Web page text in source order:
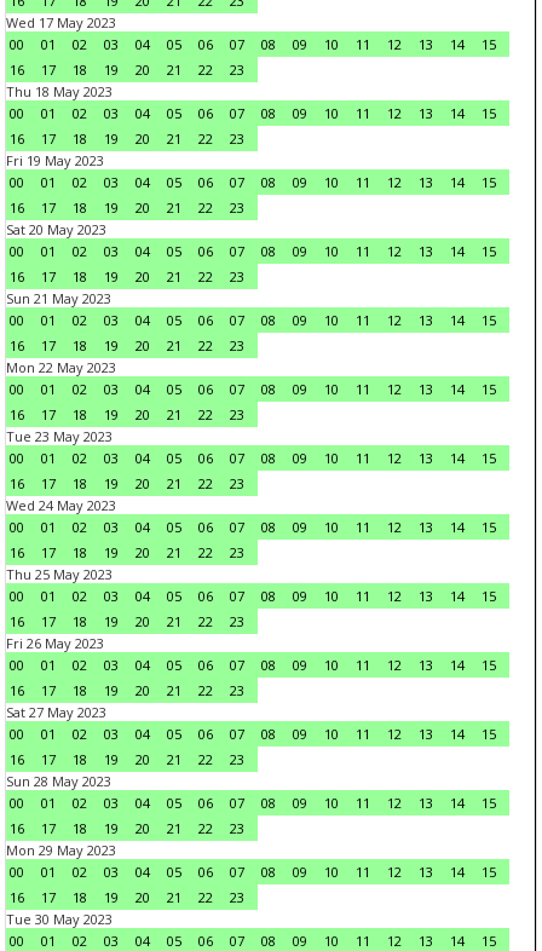
Wed 17 May 2023
00
01 02 03 04 05 06 07 08 09 10 11 12 13 14
15
16
17 18 19 20 21 22
23
Thu 18 May 2023
00
01 02 03 04 05 06 07 08 09 10 11 12 13 14
15
16
17 18 19 20 21 22
23
Fri 19 May 2023
00
01 02 03 04 05 06 07 08 09 10 11 12 13 14
15
16
17 18 19 20 21 22
23
Sat 20 May 2023
00
01 02 03 04 05 06 07 08 09 10 11 12 13 14
15
16
17 18 19 20 21 22
23
Sun 21 May 2023
00
01 02 03 04 05 06 07 08 09 10 11 12 13 14
15
16
17 18 19 20 21 22
23
Mon 22 May 2023
00
01 02 03 04 05 06 07 08 09 10 11 12 13 14
15
16
17 18 19 20 21 22
23
Tue 23 May 2023
00
01 02 03 04 05 06 07 08 09 10 11 12 13 14
15
16
17 18 19 20 21 22
23
Wed 24 May 2023
00
01 02 03 04 05 06 07 08 09 10 11 12 13 14
15
16
17 18 19 20 21 22
23
Thu 25 May 2023
00
01 02 03 04 05 06 07 08 09 10 11 12 13 14
15
16
17 18 19 20 21 22
23
Fri 26 May 2023
00
01 02 03 04 05 06 07 08 09 10 11 12 13 14
15
16
17 18 19 20 21 22
23
Sat 27 May 2023
00
01 02 03 04 05 06 07 08 09 10 11 12 13 14
15
16
17 18 19 20 21 22
23
Sun 28 May 2023
00
01 02 03 04 05 06 07 08 09 10 11 12 13 14
15
16
17 18 19 20 21 22
23
Mon 29 May 2023
00
01 02 03 04 05 06 07 08 09 10 11 12 13 14
15
16
17 18 19 20 21 22
23
Tue 30 May 2023
00
01 02 03 04 05 06 07 08 09 10 11 12 13 14
15